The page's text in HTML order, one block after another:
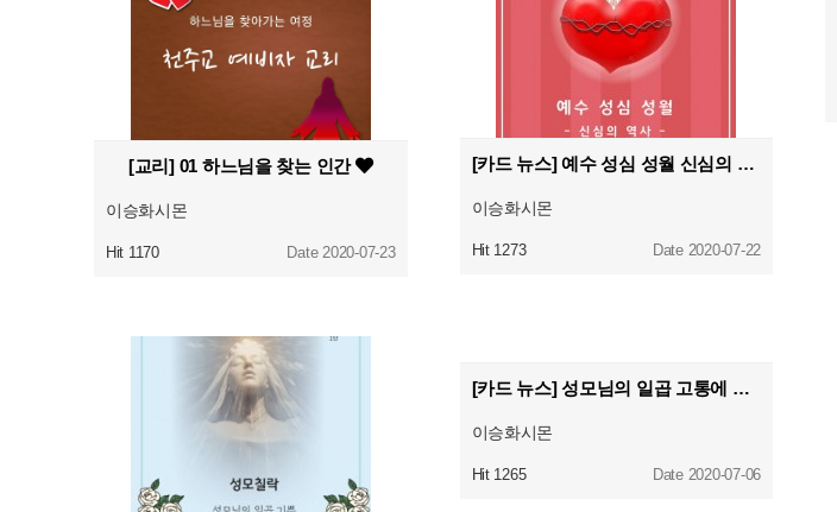
[교리] 01 하느님을 찾는 인간
이승화시몬
Hit 1170 Date 2020-07-23
[카드 뉴스] 예수 성심 성월 신심의 역사
이승화시몬
Hit 1273 Date 2020-07-22
[카드 뉴스] 성모님의 일곱 고통에 대해 들어보셨나요?
이승화시몬
Hit 1265 Date 2020-07-06